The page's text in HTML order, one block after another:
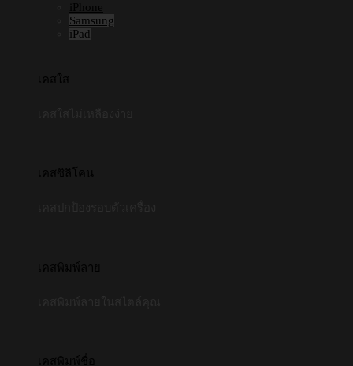
iPhone
Samsung
iPad
เคสใส
เคสซิลิโคน
เคสพิมพ์ลาย
เคสพิมพ์ชื่อ